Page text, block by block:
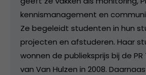
kennismanagement en
Ze begeleidt studenten in hun
projecten en afstuderen. Haar
wonnen de publieksprijs bij de
van Van Hulzen in 2008.